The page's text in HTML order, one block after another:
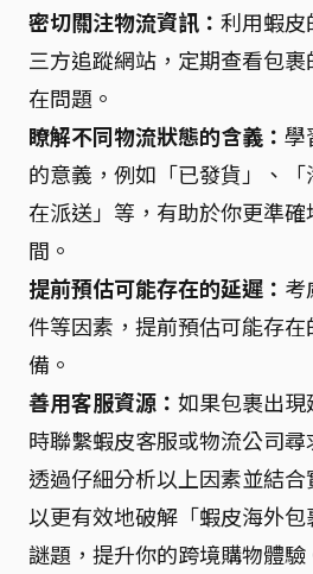
密切關注物流資訊： 利用蝦皮
三方追蹤網站，定期查看包
在問題。
瞭解不同物流狀態的含義： 學
的意義，例如「已發貨」、
在派送」等，有助於你更準
間。
提前預估可能存在的延遲： 考
件等因素，提前預估可能存
備。
善用客服資源： 如果包裹出
時聯繫蝦皮客服或物流公司尋
透過仔細分析以上因素並結
以更有效地破解「蝦皮海外
謎題，提升你的跨境購物體驗